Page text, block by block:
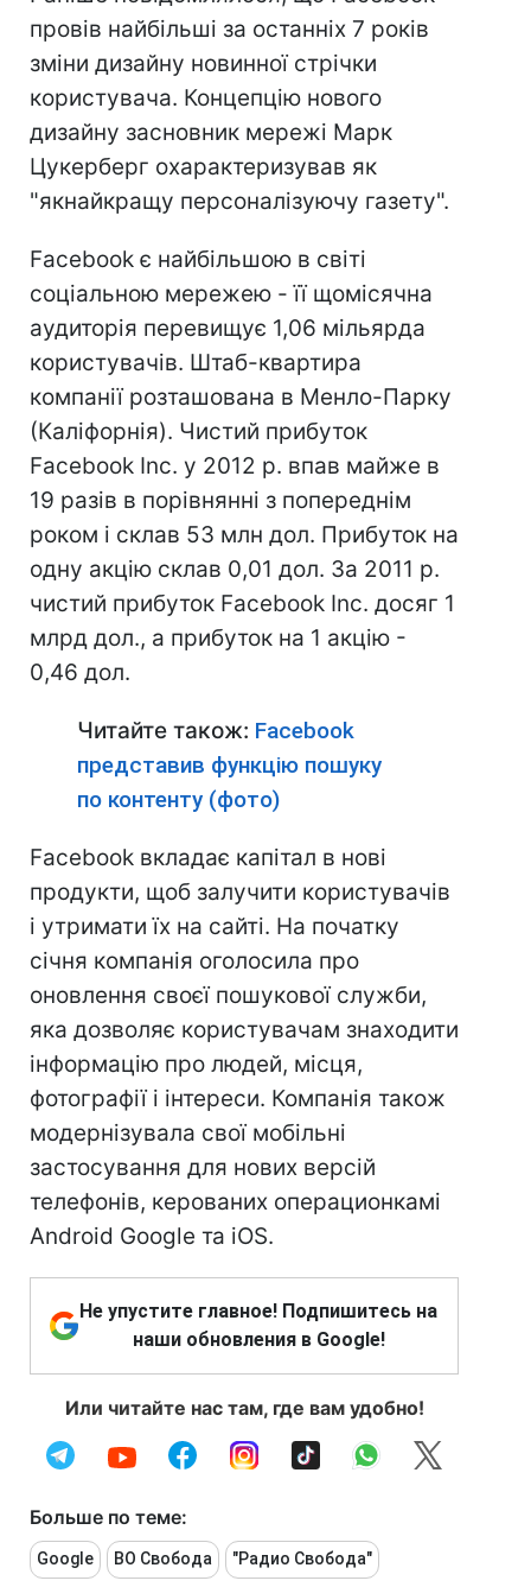
провів найбільші за останніх 7 років
зміни дизайну новинної стрічки
користувача. Концепцію нового
дизайну засновник мережі Марк
Цукерберг охарактеризував як
"якнайкращу персоналізуючу газету".
Facebook є найбільшою в світі
соціальною мережею - її щомісячна
аудиторія перевищує 1,06 мільярда
користувачів. Штаб-квартира
компанії розташована в Менло-Парку
(Каліфорнія). Чистий прибуток
Facebook Inc. у 2012 р. впав майже в
19 разів в порівнянні з попереднім
роком і склав 53 млн дол. Прибуток на
одну акцію склав 0,01 дол. За 2011 р.
чистий прибуток Facebook Inc. досяг 1
млрд дол., а прибуток на 1 акцію -
0,46 дол.
Читайте також: Facebook
представив функцію пошуку
по контенту (фото)
Facebook вкладає капітал в нові
продукти, щоб залучити користувачів
і утримати їх на сайті. На початку
січня компанія оголосила про
оновлення своєї пошукової служби,
яка дозволяє користувачам знаходити
інформацію про людей, місця,
фотографії і інтереси. Компанія також
модернізувала свої мобільні
застосування для нових версій
телефонів, керованих операционкамі
Android Google та iOS.
Не упустите главное! Подпишитесь на
наши обновления в Google!
Или читайте нас там, где вам удобно!
Больше по теме:
Google ВО Свобода "Радио Свобода"